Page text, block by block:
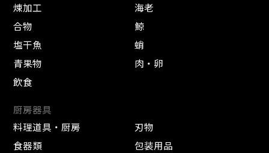
煉加工
海老
合物
鯨
塩干魚
蛸
青果物
肉・卵
飲食
厨房器具
料理道具・厨房
刃物
食器類
包装用品